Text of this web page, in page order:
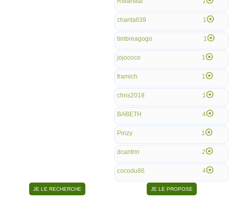
chantall39 1
timbreagogo 1
jojococo 1
framich 1
chris2018 1
BABETH 4
Pinzy 1
dcantrin 2
cocodu86 4